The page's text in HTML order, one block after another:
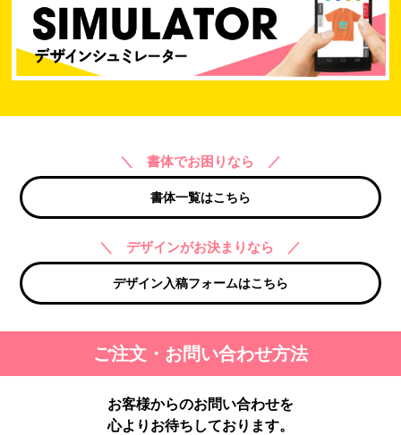
＼ 書体でお困りなら ／
書体一覧はこちら
＼ デザインがお決まりなら ／
デザイン入稿フォームはこちら
ご注文・お問い合わせ方法
お客様からのお問い合わせを
心よりお待ちしております。